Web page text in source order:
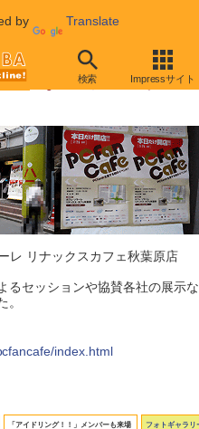
by Translate
検索 Impressサイト
ョーなどのイベントが25日
レ リナックスカフェ秋葉原店
セッションや協賛各社の展示な
index.html
「アイドリング！！」メンバーも来場
フォトギャラリ